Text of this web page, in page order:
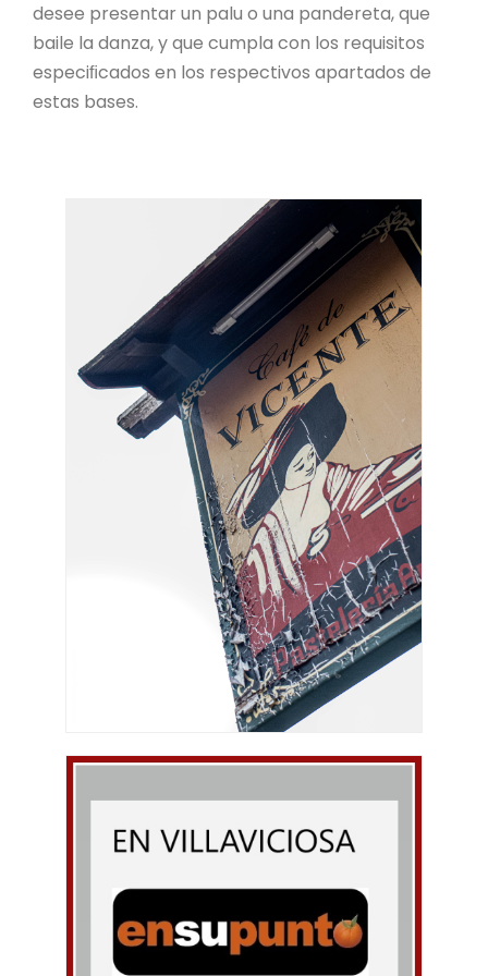
desee presentar un palu o una pandereta, que
baile la danza, y que cumpla con los requisitos
especiﬁcados en los respectivos apartados de
estas bases.